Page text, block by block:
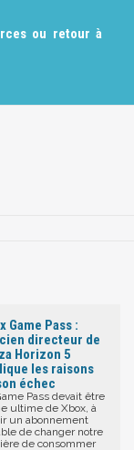
ou retour à
Game Pass :
directeur de
Horizon 5
les raisons
échec
Pass devait être
ultime de Xbox, à
un abonnement
de changer notre
de consommer